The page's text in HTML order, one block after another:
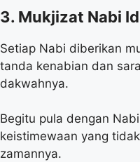
3. Mukjizat Nabi
Setiap Nabi diberikan
tanda kenabian dan
dakwahnya.
Begitu pula dengan
keistimewaan yang
zamannya.